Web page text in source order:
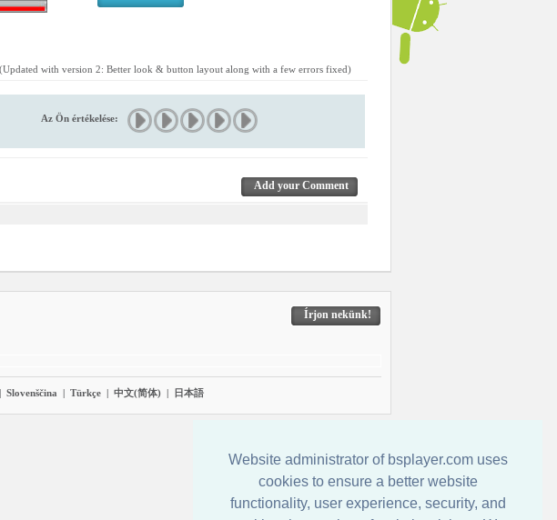
Website administrator of bsplayer.com uses
cookies to ensure a better website
functionality, user experience, security, and
with version 2: Better look & button layout along with a few errors fixed)
Az Ön értékelése:
Add your Comment
Írjon nekünk!
| Slovenščina | Türkçe | 中文(简体) | 日本語